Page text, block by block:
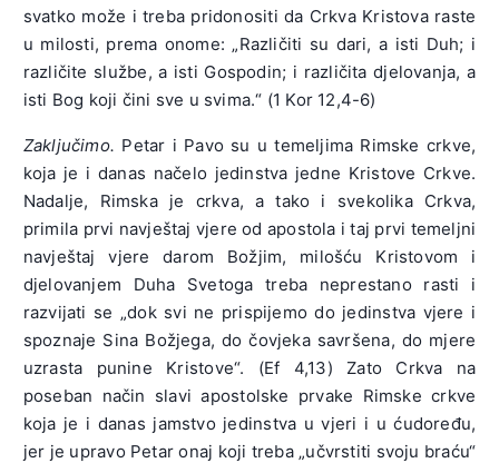
svatko može i treba pridonositi da Crkva Kristova raste
u milosti, prema onome: „Različiti su dari, a isti Duh; i
različite službe, a isti Gospodin; i različita djelovanja, a
isti Bog koji čini sve u svima.“ (1 Kor 12,4-6)
Zaključimo. Petar i Pavo su u temeljima Rimske crkve,
koja je i danas načelo jedinstva jedne Kristove Crkve.
Nadalje, Rimska je crkva, a tako i svekolika Crkva,
primila prvi navještaj vjere od apostola i taj prvi temeljni
navještaj vjere darom Božjim, milošću Kristovom i
djelovanjem Duha Svetoga treba neprestano rasti i
razvijati se „dok svi ne prispijemo do jedinstva vjere i
spoznaje Sina Božjega, do čovjeka savršena, do mjere
uzrasta punine Kristove“. (Ef 4,13) Zato Crkva na
poseban način slavi apostolske prvake Rimske crkve
koja je i danas jamstvo jedinstva u vjeri i u ćudoređu,
jer je upravo Petar onaj koji treba „učvrstiti svoju braću“